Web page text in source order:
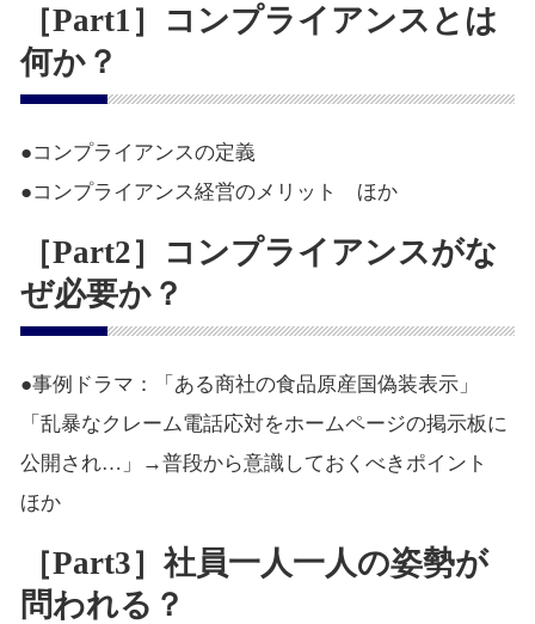
［Part1］コンプライアンスとは
何か？
●コンプライアンスの定義
●コンプライアンス経営のメリット ほか
［Part2］コンプライアンスがな
ぜ必要か？
●事例ドラマ：「ある商社の食品原産国偽装表示」
「乱暴なクレーム電話応対をホームページの掲示板に
公開され…」→普段から意識しておくべきポイント
ほか
［Part3］社員一人一人の姿勢が
問われる？